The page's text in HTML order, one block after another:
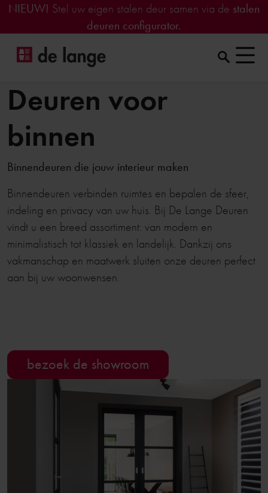
NIEUW! Stel uw eigen stalen deur samen via de stalen
deuren configurator.
Deuren voor
binnen
Binnendeuren die jouw interieur maken
Binnendeuren verbinden ruimtes en bepalen de sfeer,
indeling en privacy van uw huis. Bij De Lange Deuren
vindt u een breed assortiment: van modern en
minimalistisch tot klassiek en landelijk. Dankzij ons
vakmanschap en maatwerk sluiten onze deuren perfect
aan bij uw woonwensen.
bezoek de showroom